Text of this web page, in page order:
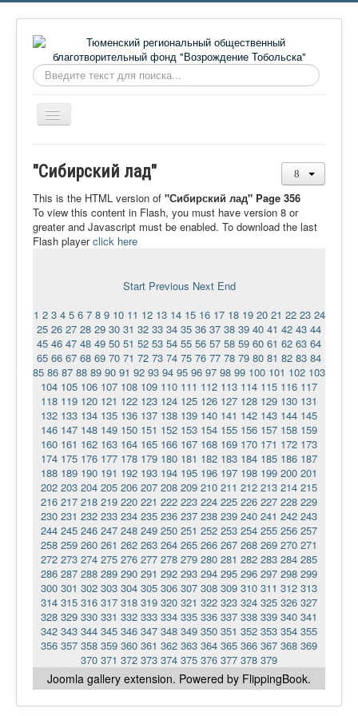
Искать...
Включить/
выключить
О фонде
Онлайн библиотека
Видеоматериалы
Сайт проекта Достоевский
Ермаковополе.рф
"Сибирский лад"
This is the HTML version of "Сибирский лад" Page 356
To view this content in Flash, you must have version 8 or
greater and Javascript must be enabled. To download the last
Flash playerclick here
Start Previous Next End
1 2 3 4 5 6 7 8 9 10 11 12 13 14 15 16 17 18 19 20 21 22 23 24
25 26 27 28 29 30 31 32 33 34 35 36 37 38 39 40 41 42 43 44
45 46 47 48 49 50 51 52 53 54 55 56 57 58 59 60 61 62 63 64
65 66 67 68 69 70 71 72 73 74 75 76 77 78 79 80 81 82 83 84
85 86 87 88 89 90 91 92 93 94 95 96 97 98 99 100 101 102 103
104 105 106 107 108 109 110 111 112 113 114 115 116 117
118 119 120 121 122 123 124 125 126 127 128 129 130 131
132 133 134 135 136 137 138 139 140 141 142 143 144 145
146 147 148 149 150 151 152 153 154 155 156 157 158 159
160 161 162 163 164 165 166 167 168 169 170 171 172 173
174 175 176 177 178 179 180 181 182 183 184 185 186 187
188 189 190 191 192 193 194 195 196 197 198 199 200 201
202 203 204 205 206 207 208 209 210 211 212 213 214 215
216 217 218 219 220 221 222 223 224 225 226 227 228 229
230 231 232 233 234 235 236 237 238 239 240 241 242 243
244 245 246 247 248 249 250 251 252 253 254 255 256 257
258 259 260 261 262 263 264 265 266 267 268 269 270 271
272 273 274 275 276 277 278 279 280 281 282 283 284 285
286 287 288 289 290 291 292 293 294 295 296 297 298 299
300 301 302 303 304 305 306 307 308 309 310 311 312 313
314 315 316 317 318 319 320 321 322 323 324 325 326 327
328 329 330 331 332 333 334 335 336 337 338 339 340 341
342 343 344 345 346 347 348 349 350 351 352 353 354 355
356 357 358 359 360 361 362 363 364 365 366 367 368 369
370 371 372 373 374 375 376 377 378 379
Joomla gallery extension. Powered by FlippingBook.